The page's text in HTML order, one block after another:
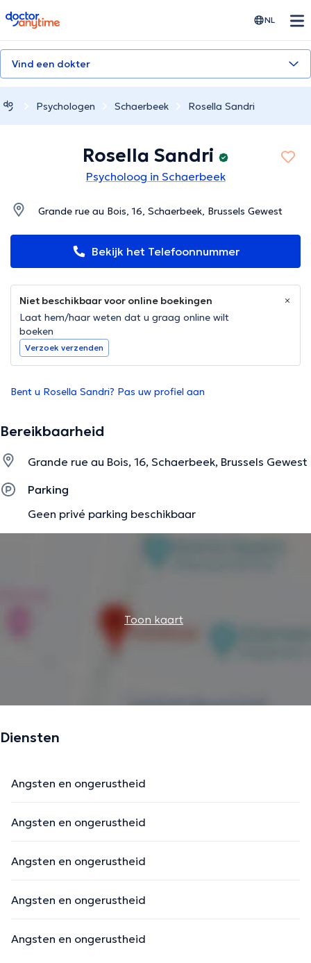
doctoranytime NL
Vind een dokter
Psychologen Schaerbeek Rosella Sandri
Rosella Sandri
Psycholoog in Schaerbeek
Grande rue au Bois, 16, Schaerbeek, Brussels Gewest
Bekijk het Telefoonnummer
Niet beschikbaar voor online boekingen
Laat hem/haar weten dat u graag online wilt
boeken
Verzoek verzenden
Bent u Rosella Sandri? Pas uw profiel aan
Bereikbaarheid
Grande rue au Bois, 16, Schaerbeek, Brussels Gewest
Parking
Geen privé parking beschikbaar
Toon kaart
Diensten
Angsten en ongerustheid
Angsten en ongerustheid
Angsten en ongerustheid
Angsten en ongerustheid
Angsten en ongerustheid